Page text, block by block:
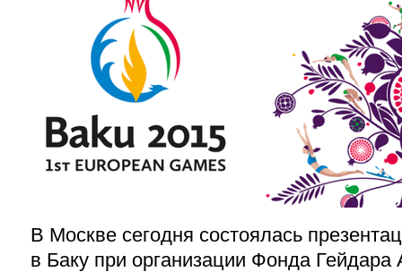
В Москве сегодня состоялась
в Баку при организации Фонда Гейдара